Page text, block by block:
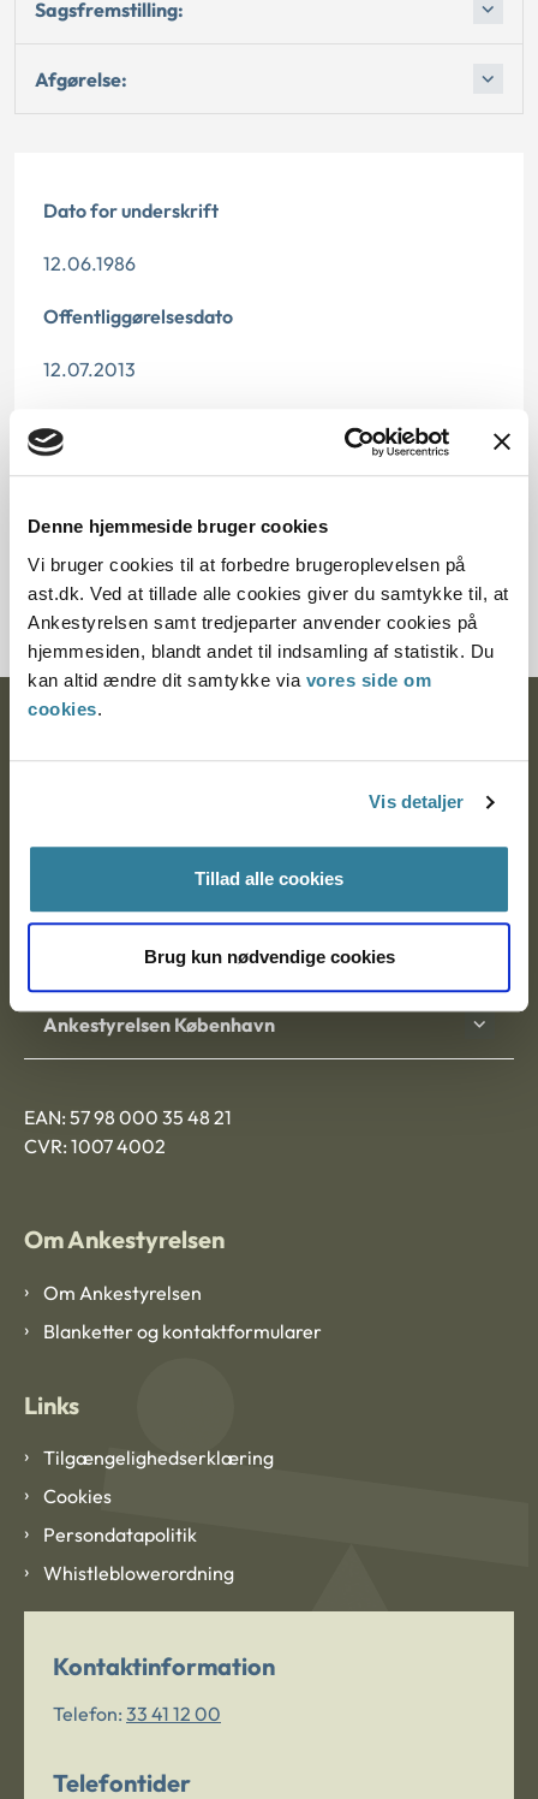
Denne hjemmeside bruger cookies
Vi bruger cookies til at forbedre brugeroplevelsen på
ast.dk. Ved at tillade alle cookies giver du samtykke til, at
Ankestyrelsen samt tredjeparter anvender cookies på
hjemmesiden, blandt andet til indsamling af statistik. Du
kan altid ændre dit samtykke via vores side om
cookies.
Vis detaljer
Tillad alle cookies
Brug kun nødvendige cookies
Sagsfremstilling:
Afgørelse:
Dato for underskrift
12.06.1986
Offentliggørelsesdato
12.07.2013
Paragraf
§ 6 § 1
Journalnummer J.nr.:
20526-85
Ankestyrelsen Aalborg
Ankestyrelsen København
EAN: 57 98 000 35 48 21
CVR: 1007 4002
Om Ankestyrelsen
Om Ankestyrelsen
Blanketter og kontaktformularer
Links
Tilgængelighedserklæring
Cookies
Persondatapolitik
Whistleblowerordning
Kontaktinformation
Telefon: 33 41 12 00
Telefontider